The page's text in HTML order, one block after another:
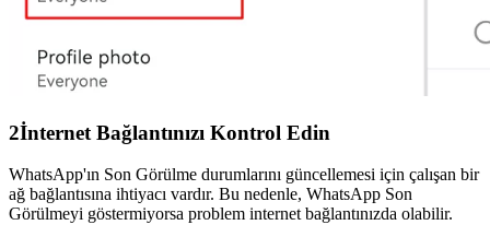
2İnternet Bağlantınızı Kontrol Edin
WhatsApp'ın Son Görülme durumlarını güncellemesi için çalışan bir
ağ bağlantısına ihtiyacı vardır. Bu nedenle, WhatsApp Son
Görülmeyi göstermiyorsa problem internet bağlantınızda olabilir.